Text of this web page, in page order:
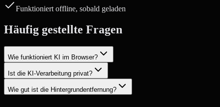
Funktioniert offline, sobald geladen
Häufig gestellte Fragen
Wie funktioniert KI im Browser?
Ist die KI-Verarbeitung privat?
Wie gut ist die Hintergrundentfernung?